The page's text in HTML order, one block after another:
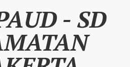
- SD